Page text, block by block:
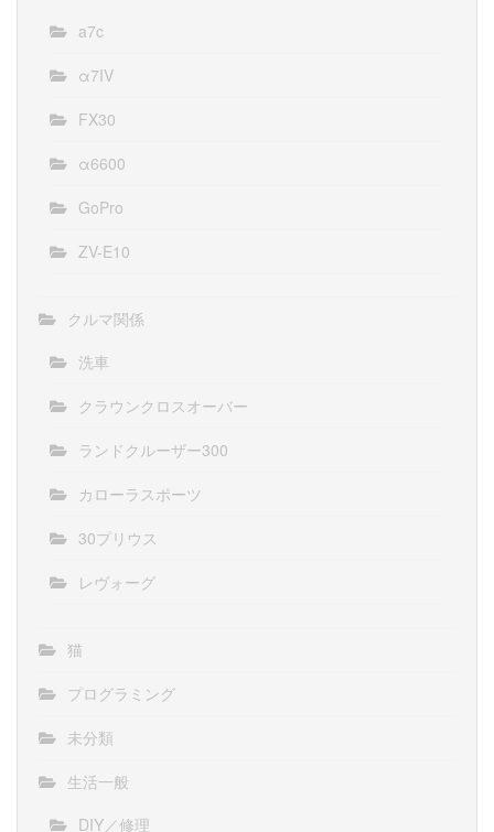
a7c
α7IV
FX30
α6600
GoPro
ZV-E10
クルマ関係
洗車
クラウンクロスオーバー
ランドクルーザー300
カローラスポーツ
30プリウス
レヴォーグ
猫
プログラミング
未分類
生活一般
DIY／修理